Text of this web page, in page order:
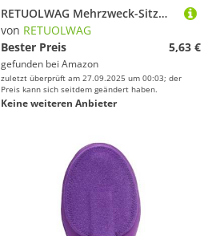
RETUOLWAG Mehrzweck-Sitzmatte für den Außenbereich, thermisch isoliert, für Camping, Picknicks, Reisen, leichte Wanderunterlage
von RETUOLWAG
Bester Preis
5,63 €
gefunden bei Amazon
zuletzt überprüft am 27.09.2025 um 00:03; der
Preis kann sich seitdem geändert haben.
Keine weiteren Anbieter